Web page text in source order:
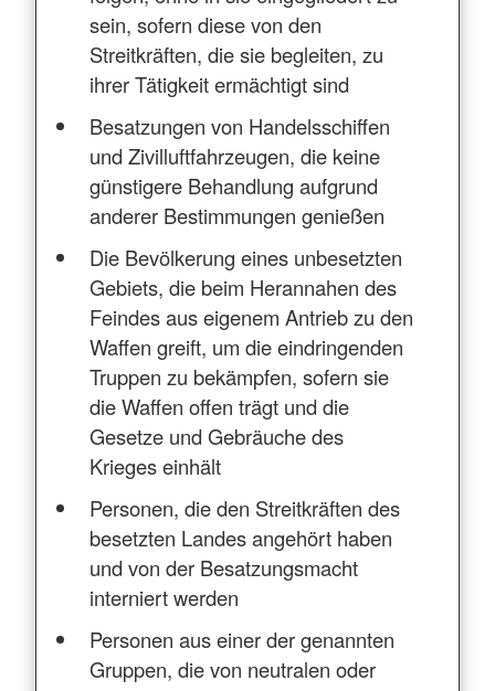
sein, sofern diese von den
Streitkräften, die sie begleiten, zu
ihrer Tätigkeit ermächtigt sind
Besatzungen von Handelsschiffen
und Zivilluftfahrzeugen, die keine
günstigere Behandlung aufgrund
anderer Bestimmungen genießen
Die Bevölkerung eines unbesetzten
Gebiets, die beim Herannahen des
Feindes aus eigenem Antrieb zu den
Waffen greift, um die eindringenden
Truppen zu bekämpfen, sofern sie
die Waffen offen trägt und die
Gesetze und Gebräuche des
Krieges einhält
Personen, die den Streitkräften des
besetzten Landes angehört haben
und von der Besatzungsmacht
interniert werden
Personen aus einer der genannten
Gruppen, die von neutralen oder